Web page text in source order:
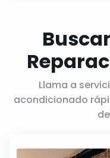
Llama a
acondicionado